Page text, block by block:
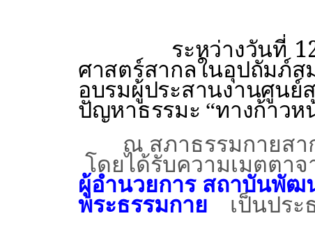
ระหว่างวันที่
ศาสตร์สากลในอุปถัมภ์ส
อบรมผู้ประสานงานศู
ปัญหาธรรมะ “ทางก้าวห
ณ สภาธรรมกายสาก
โดยได้รับความเมตตาจ
ผู้อำนวยการ สถาบันพัฒ
พระธรรมกาย เป็นประ